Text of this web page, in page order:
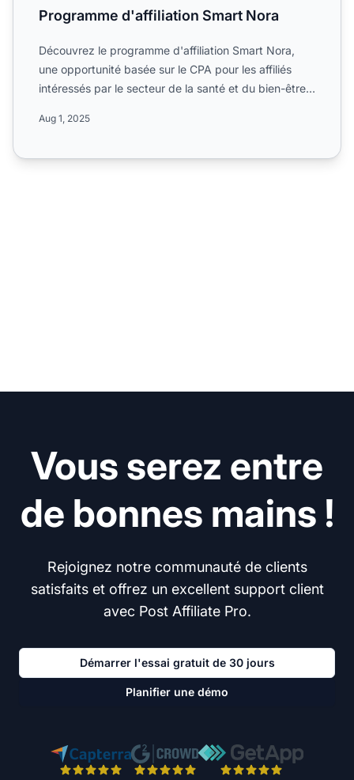
Programme d'affiliation Smart Nora
Découvrez le programme d'affiliation Smart Nora,
une opportunité basée sur le CPA pour les affiliés
intéressés par le secteur de la santé et du bien-être.
Aug 1, 2025
Vous serez entre
de bonnes mains !
Rejoignez notre communauté de clients
satisfaits et offrez un excellent support client
avec Post Affiliate Pro.
Démarrer l'essai gratuit de 30 jours
Planifier une démo